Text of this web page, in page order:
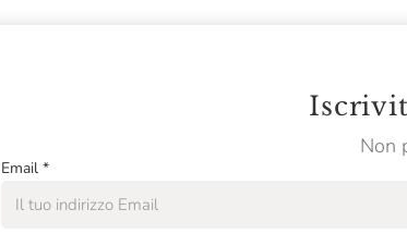
Non
Email *